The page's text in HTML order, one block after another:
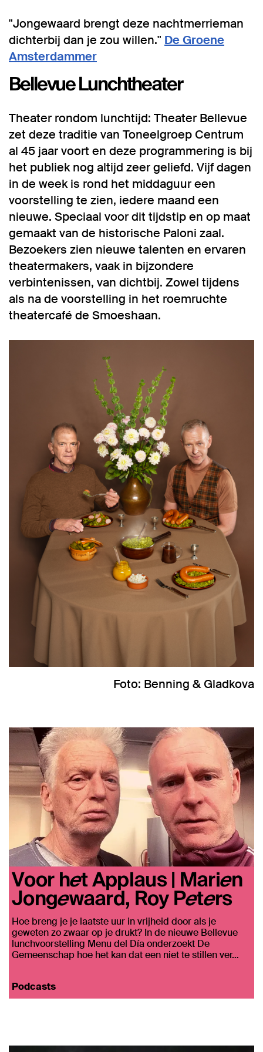
"Jongewaard brengt deze nachtmerrieman
dichterbij dan je zou willen."⁠ De Groene
Amsterdammer
Bellevue Lunchtheater
Theater rondom lunchtijd: Theater Bellevue
zet deze traditie van Toneelgroep Centrum
al 45 jaar voort en deze programmering is bij
het publiek nog altijd zeer geliefd. Vijf dagen
in de week is rond het middaguur een
voorstelling te zien, iedere maand een
nieuwe. Speciaal voor dit tijdstip en op maat
gemaakt van de historische Paloni zaal.
Bezoekers zien nieuwe talenten en ervaren
theatermakers, vaak in bijzondere
verbintenissen, van dichtbij. Zowel tijdens
als na de voorstelling in het roemruchte
theatercafé de Smoeshaan.
Foto: Benning & Gladkova
Voor het Applaus | Marien
Jongewaard, Roy Peters
Hoe breng je je laatste uur in vrijheid door als je
geweten zo zwaar op je drukt? In de nieuwe Bellevue
lunchvoorstelling Menu del Día onderzoekt De
Gemeenschap hoe het kan dat een niet te stillen ver…
Podcasts